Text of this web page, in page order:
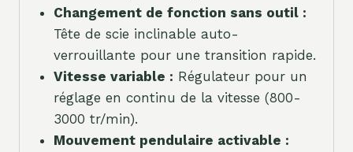
Changement de fonction sans outil :
Tête de scie inclinable auto-
verrouillante pour une transition rapide.
Vitesse variable : Régulateur pour un
réglage en continu de la vitesse (800-
3000 tr/min).
Mouvement pendulaire activable :